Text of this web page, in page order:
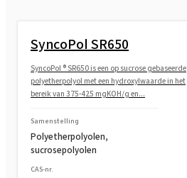
SyncoPol SR650
SyncoPol ® SR650 is een op sucrose gebaseerde
polyetherpolyol met een hydroxylwaarde in het
bereik van 375-425 mgKOH/g en...
Samenstelling
Polyetherpolyolen,
sucrosepolyolen
CAS-nr.